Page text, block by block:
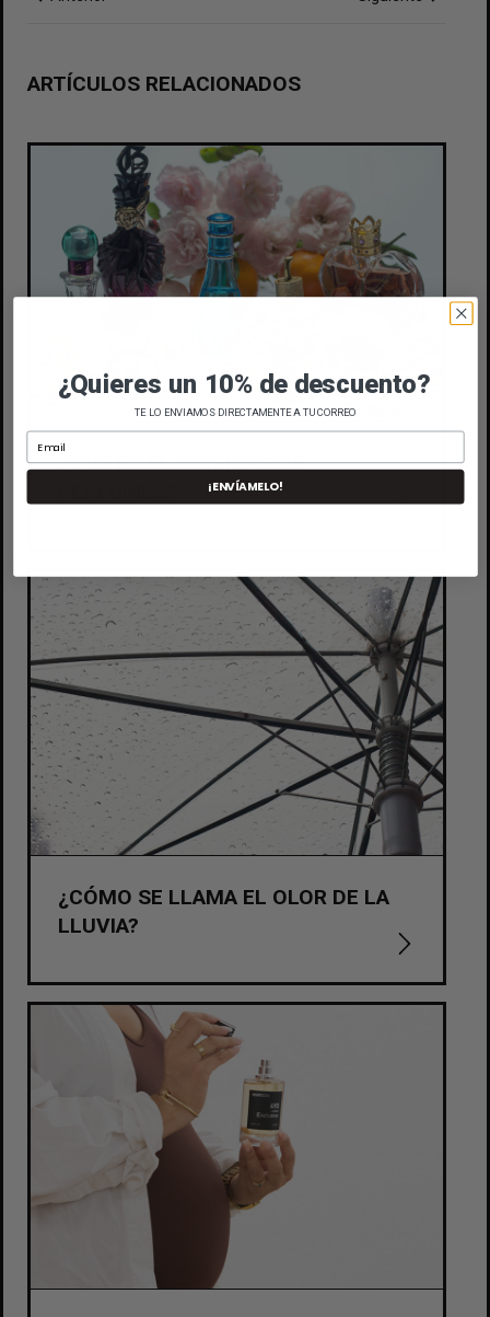
ARTÍCULOS RELACIONADOS
¿QUÉ ES EL LAYERING DE
¿CÓMO SE LLAMA EL OLOR DE LA
LLUVIA?
¿Quieres un 10% de descuento?
TE LO ENVIAMOS DIRECTAMENTE A TU CORREO
¡ENVÍAMELO!